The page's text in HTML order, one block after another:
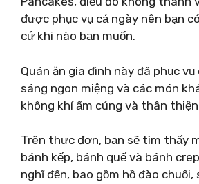
được phục vụ cả ngày nên bạn
cứ khi nào bạn muốn.
Quán ăn gia đình này đã phục vụ
sáng ngon miệng và các món
không khí ấm cúng và thân
Trên thực đơn, bạn sẽ tìm thấy
bánh kếp, bánh quế và bánh
nghĩ đến, bao gồm hồ đào chuối,